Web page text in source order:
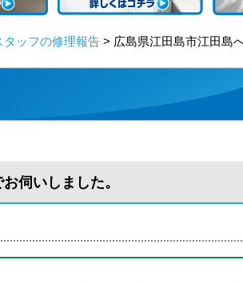
タッフの修理報告 > 広島県江田島市江田島
伺いしました。